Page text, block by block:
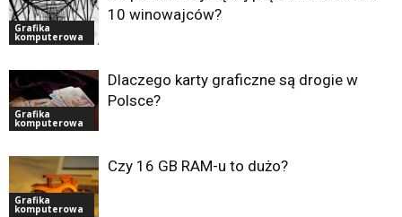
Grafika
komputerowa
10 winowajców?
Grafika
komputerowa
Dlaczego karty graficzne są drogie w
Polsce?
Grafika
komputerowa
Czy 16 GB RAM-u to dużo?